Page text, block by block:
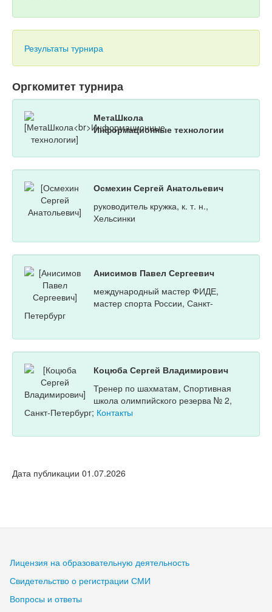
Результаты турнира
Оргкомитет турнира
МетаШкола
Информационные технологии
Осмехин Сергей Анатольевич
руководитель кружка, к. т. н.,
Хельсинки
Анисимов Павел Сергеевич
международный мастер ФИДЕ,
мастер спорта России, Санкт-
Петербург
Коцюба Сергей Владимирович
Тренер по шахматам, Спортивная
школа олимпийского резерва № 2,
Санкт-Петербург; Контакты
Дата публикации 01.07.2026
Лицензия на образовательную деятельность
Свидетельство о регистрации СМИ
Вопросы и ответы